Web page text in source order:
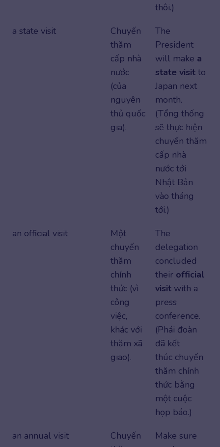
thôi.)
a state visit
Chuyến
thăm
cấp nhà
nước
(của
nguyên
thủ quốc
gia).
The
President
will make a
state visit to
Japan next
month.
(Tổng thống
sẽ thực hiện
chuyến thăm
cấp nhà
nước tới
Nhật Bản
vào tháng
tới.)
an official visit
Một
chuyến
thăm
chính
thức (vì
công
việc,
khác với
thăm xã
giao).
The
delegation
concluded
their official
visit with a
press
conference.
(Phái đoàn
đã kết
thúc chuyến
thăm chính
thức bằng
một cuộc
họp báo.)
an annual visit
Chuyến
Make sure